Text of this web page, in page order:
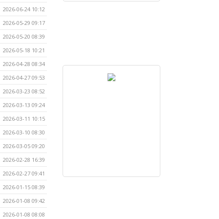
2026-06-24 10:12
2026-05-29 09:17
2026-05-20 08:39
2026-05-18 10:21
2026-04-28 08:34
2026-04-27 09:53
2026-03-23 08:52
2026-03-13 09:24
2026-03-11 10:15
2026-03-10 08:30
2026-03-05 09:20
2026-02-28 16:39
2026-02-27 09:41
2026-01-15 08:39
2026-01-08 09:42
2026-01-08 08:08